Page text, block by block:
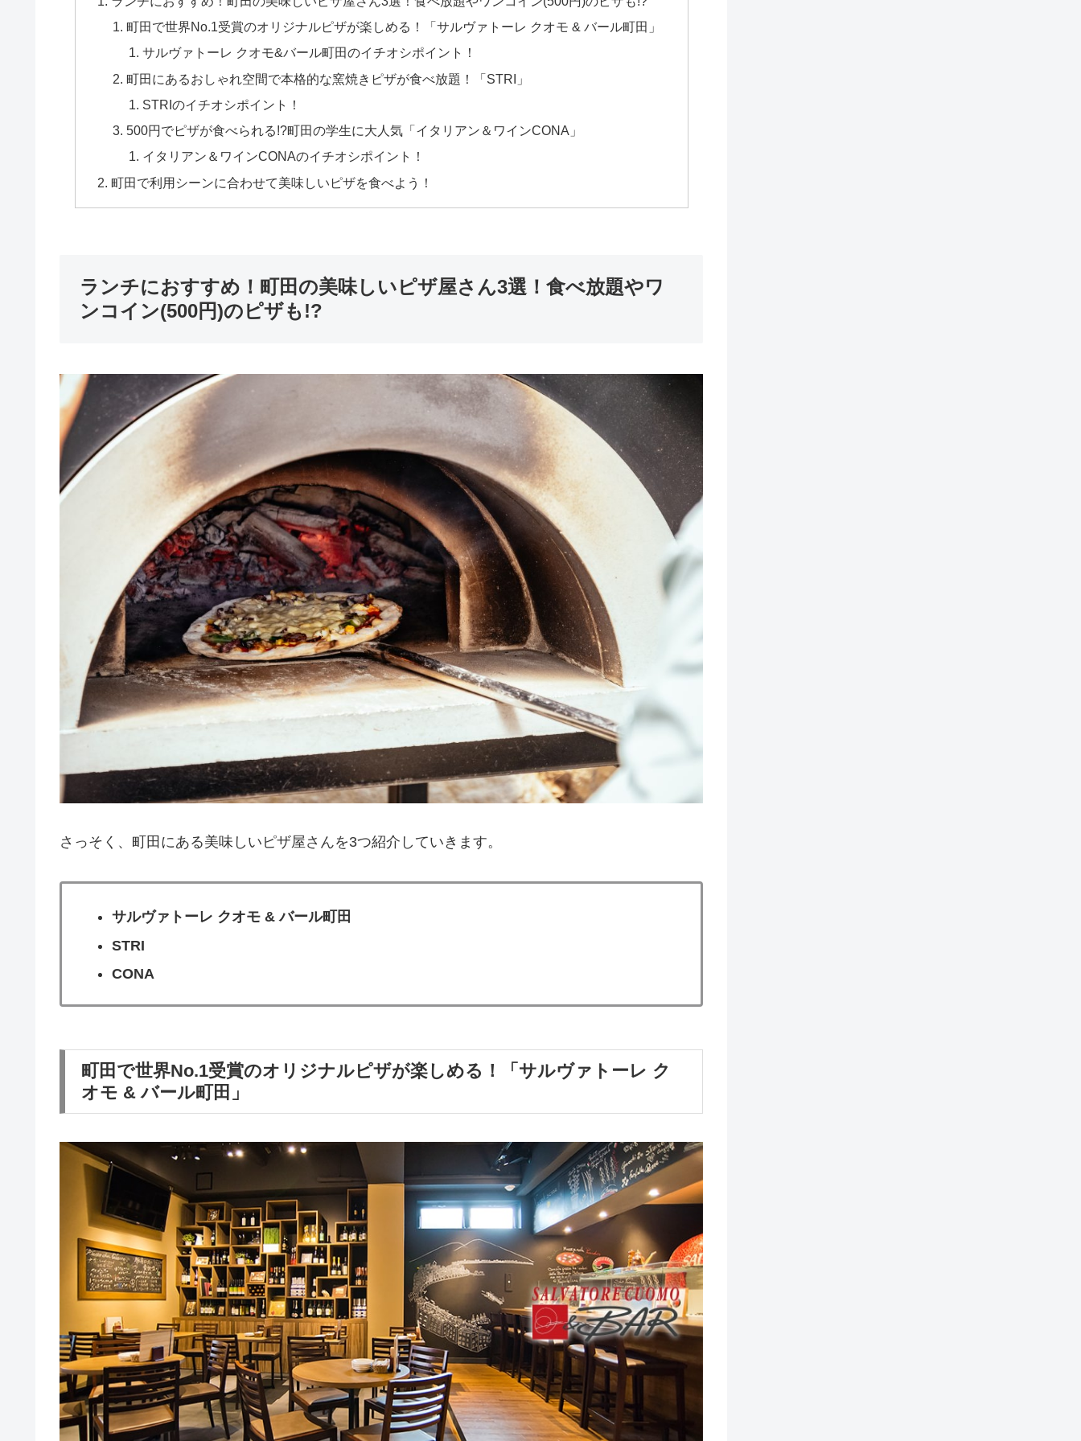
町田で世界No.1受賞のオリジナルピザが楽しめる！「サルヴァトーレ クオモ & バール町田」
サルヴァトーレ クオモ&バール町田のイチオシポイント！
町田にあるおしゃれ空間で本格的な窯焼きピザが食べ放題！「STRI」
STRIのイチオシポイント！
500円でピザが食べられる!?町田の学生に大人気「イタリアン＆ワインCONA」
イタリアン＆ワインCONAのイチオシポイント！
町田で利用シーンに合わせて美味しいピザを食べよう！
ランチにおすすめ！町田の美味しいピザ屋さん3選！食べ放題やワ
ンコイン(500円)のピザも!?
さっそく、町田にある美味しいピザ屋さんを3つ紹介していきます。
サルヴァトーレ クオモ & バール町田
STRI
CONA
町田で世界No.1受賞のオリジナルピザが楽しめる！「サルヴァトーレ ク
オモ & バール町田」